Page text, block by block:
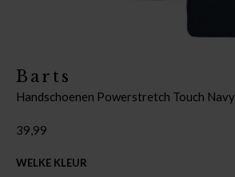
Barts
Handschoenen Powerstretch Touch Navy
39,99
WELKE KLEUR